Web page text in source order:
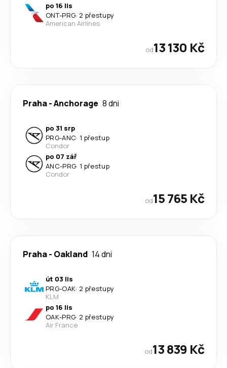
po 16 lis
ONT-PRG· 2 přestupy
American Airlines
od13 130 Kč
Praha-Anchorage 8 dni
po 31 srp
PRG-ANC· 1 přestup
Condor
po 07 zář
ANC-PRG· 1 přestup
Condor
od15 765 Kč
Praha- Oakland 14 dni
út 03 lis
PRG-OAK· 2 přestupy
KLM
po 16 lis
OAK-PRG· 2 přestupy
Air France
od13 839 Kč